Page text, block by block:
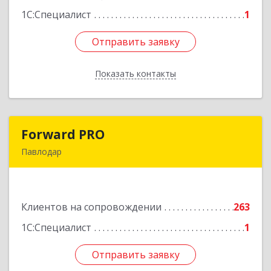
1С:Специалист
1
Отправить заявку
Показать контакты
Отправить заявку
Назад
Forward PRO
Павлодар
Клиентов на сопровождении
263
1С:Специалист
1
Отправить заявку
Подробнее
Отправить заявку